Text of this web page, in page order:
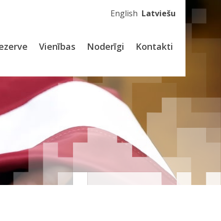
English Latviešu
Vienības Noderīgi Kontakti